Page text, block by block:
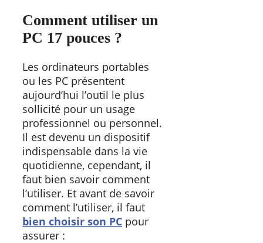
Comment utiliser un
PC 17 pouces ?
Les ordinateurs portables
ou les PC présentent
aujourd’hui l’outil le plus
sollicité pour un usage
professionnel ou personnel.
Il est devenu un dispositif
indispensable dans la vie
quotidienne, cependant, il
faut bien savoir comment
l’utiliser. Et avant de savoir
comment l’utiliser, il faut
bien choisir son PC pour
assurer :